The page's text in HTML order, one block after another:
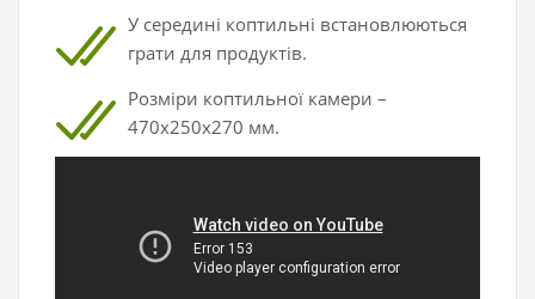
У середині коптильні встановлюються
грати для продуктів.
Розміри коптильної камери –
470х250х270 мм.